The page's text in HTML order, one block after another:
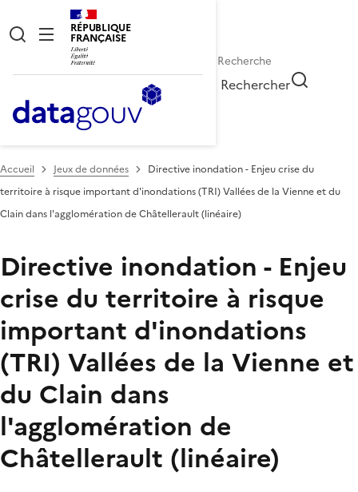
RÉPUBLIQUE
FRANÇAISE
Rechercher
Accueil Jeux de données
Directive inondation - Enjeu crise du
territoire à risque important d'inondations (TRI) Vallées de la Vienne et du
Clain dans l'agglomération de Châtellerault (linéaire)
Directive inondation - Enjeu
crise du territoire à risque
important d'inondations
(TRI) Vallées de la Vienne et
du Clain dans
l'agglomération de
Châtellerault (linéaire)